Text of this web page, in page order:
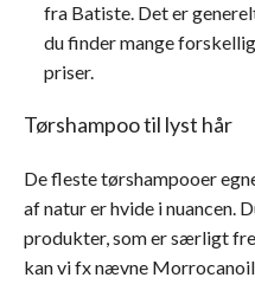
fra Batiste. Det er
du finder mange
priser.
Tørshampoo til lyst hår
De fleste tørshampooer
af natur er hvide i nuancen.
produkter, som er særligt
kan vi fx nævne